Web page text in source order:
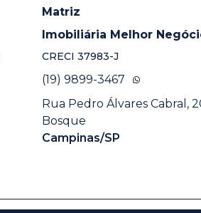
Matriz
Imobiliária Melhor
CRECI 37983-J
(19) 9899-3467
Rua Pedro Álvares Cabral,
Bosque
Campinas/SP